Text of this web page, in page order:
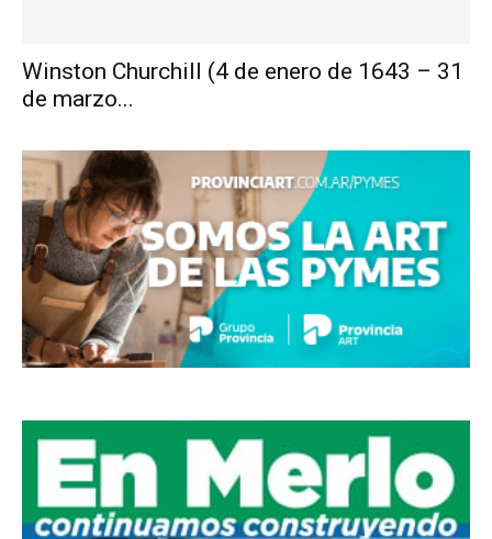
Winston Churchill (4 de enero de 1643 – 31
de marzo...